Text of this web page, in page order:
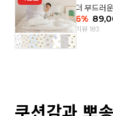
더 부드러
컬러)
6%
리뷰 183